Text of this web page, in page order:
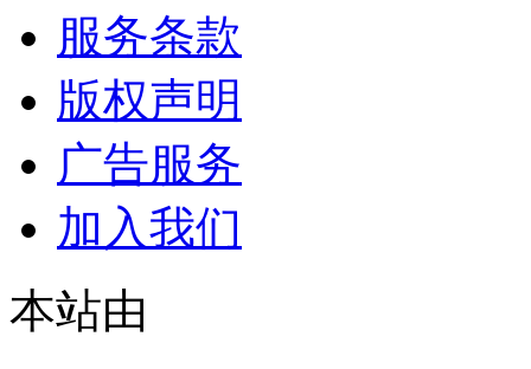
服务条款
版权声明
广告服务
加入我们
本站由